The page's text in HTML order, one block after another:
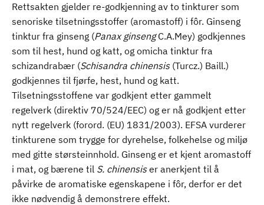
Rettsakten gjelder re-godkjenning av to tinkturer som
senoriske tilsetningsstoffer (aromastoff) i fôr. Ginseng
tinktur fra ginseng (Panax ginsengC.A.Mey) godkjennes
som til hest, hund og katt, og omicha tinktur fra
schizandrabær (Schisandra chinensis (Turcz.) Baill.)
godkjennes til fjørfe, hest, hund og katt.
Tilsetningsstoffene var godkjent etter gammelt
regelverk (direktiv 70/524/EEC) og er nå godkjent etter
nytt regelverk (forord. (EU) 1831/2003). EFSA vurderer
tinkturene som trygge for dyrehelse, folkehelse og miljø
med gitte størsteinnhold. Ginseng er et kjent aromastoff
i mat, og bærene til S. chinensiser anerkjent til å
påvirke de aromatiske egenskapene i fôr, derfor er det
ikke nødvendig å demonstrere effekt.